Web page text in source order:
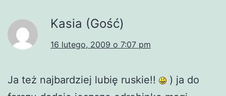
Kasia (Gość)
16 lutego, 2009 o 7:07 pm
Ja też najbardziej lubię ruskie!!
) ja do